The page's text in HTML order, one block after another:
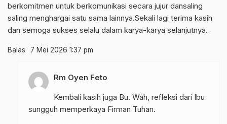
berkomitmen untuk berkomunikasi secara jujur dansaling
saling menghargai satu sama lainnya.Sekali lagi terima kasih
dan semoga sukses selalu dalam karya-karya selanjutnya.
Balas 7 Mei 2026 1:37 pm
Rm Oyen Feto
Kembali kasih juga Bu. Wah, refleksi dari Ibu
sungguh memperkaya Firman Tuhan.